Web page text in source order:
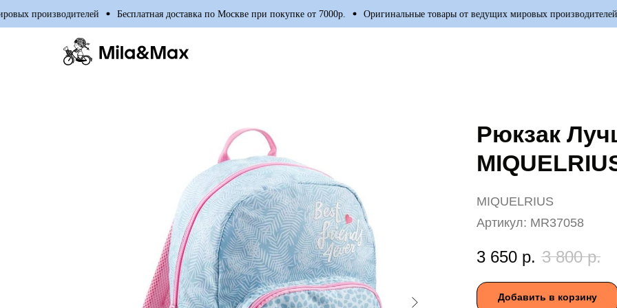
производителей Бесплатная доставка по Москве при покупке от 7000р. Оригинальные товары от ведущих мировых производителей
Рюкзак
MIQUELRIUS
Артикул: MR37058
3 650 р. 3 800 р.
Добавить в корзину